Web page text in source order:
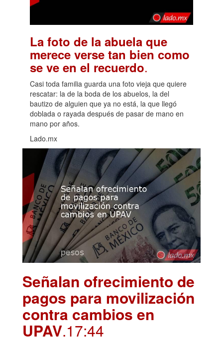
La foto de la abuela que
merece verse tan bien como
se ve en el recuerdo.
Casi toda familia guarda una foto vieja que quiere
rescatar: la de la boda de los abuelos, la del
bautizo de alguien que ya no está, la que llegó
doblada o rayada después de pasar de mano en
mano por años.
Lado.mx
Señalan ofrecimiento de
pagos para movilización
contra cambios en
UPAV.17:44